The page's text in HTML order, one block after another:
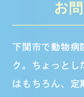
お
下関市で動物病
ク。ちょっとし
はもちろん、定